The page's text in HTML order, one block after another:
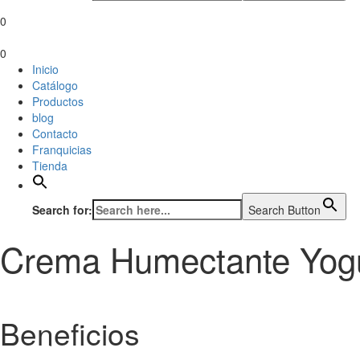
0
0
Inicio
Catálogo
Productos
blog
Contacto
Franquicias
Tienda
Search for: Search Button
Crema Humectante
Beneficios